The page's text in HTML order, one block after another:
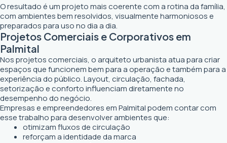
O resultado é um projeto mais coerente com a rotina da família,
com ambientes bem resolvidos, visualmente harmoniosos e
preparados para uso no dia a dia.
Projetos Comerciais e Corporativos em
Palmital
Nos projetos comerciais, o arquiteto urbanista atua para criar
espaços que funcionem bem para a operação e também para a
experiência do público. Layout, circulação, fachada,
setorização e conforto influenciam diretamente no
desempenho do negócio.
Empresas e empreendedores em Palmital podem contar com
esse trabalho para desenvolver ambientes que:
otimizam fluxos de circulação
reforçam a identidade da marca